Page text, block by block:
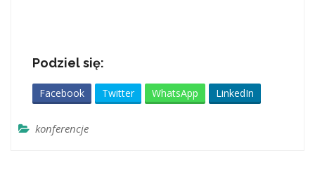
Podziel się:
Facebook Twitter WhatsApp LinkedIn
konferencje